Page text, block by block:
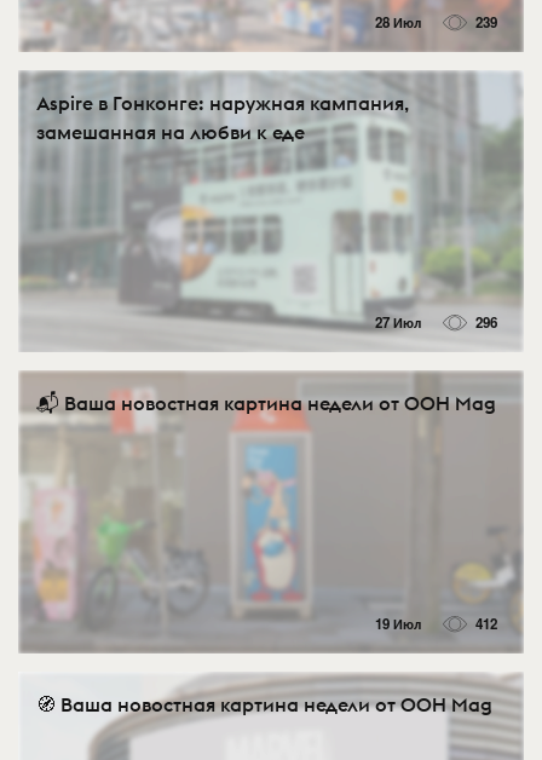
28 Июл 239
Aspire в Гонконге: наружная кампания,
замешанная на любви к еде
27 Июл 296
📬 Ваша новостная картина недели от OOH Mag
19 Июл 412
🧭 Ваша новостная картина недели от OOH Mag